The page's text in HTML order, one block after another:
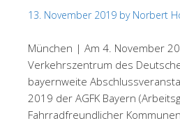
13. November 2019 by Norbert
München | Am 4. November
Verkehrszentrum des
bayernweite
2019 der AGFK Bayern
Fahrradfreundlicher